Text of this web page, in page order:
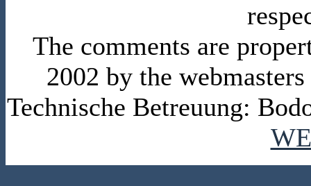
The comments are
2002 by the
Technische Betreuung: